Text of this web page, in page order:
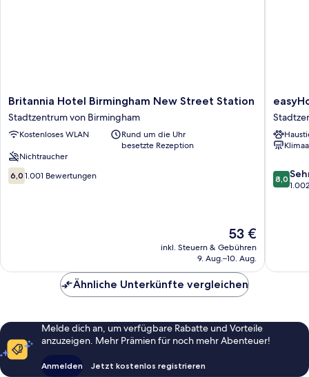
Britannia
Hotel
Birmingham
New
Street
Station
Stadtzentrum
von
Britannia Hotel Birmingham New Street Station
Stadtzentrum von Birmingham
Kostenloses WLAN
Rund um die Uhr
besetzte Rezeption
Nichtraucher
6.0
von
6,0 1.001 Bewertungen
Der
Preis
beträgt
53 €
inkl. Steuern & Gebühren
9. Aug.–10. Aug.
von
8.0
von
8,0
Ähnliche Unterkünfte vergleichen
Melde dich an, um verfügbare Rabatte und Vorteile
anzuzeigen. Mehr Prämien für noch mehr Abenteuer!
Anmelden Jetzt kostenlos registrieren